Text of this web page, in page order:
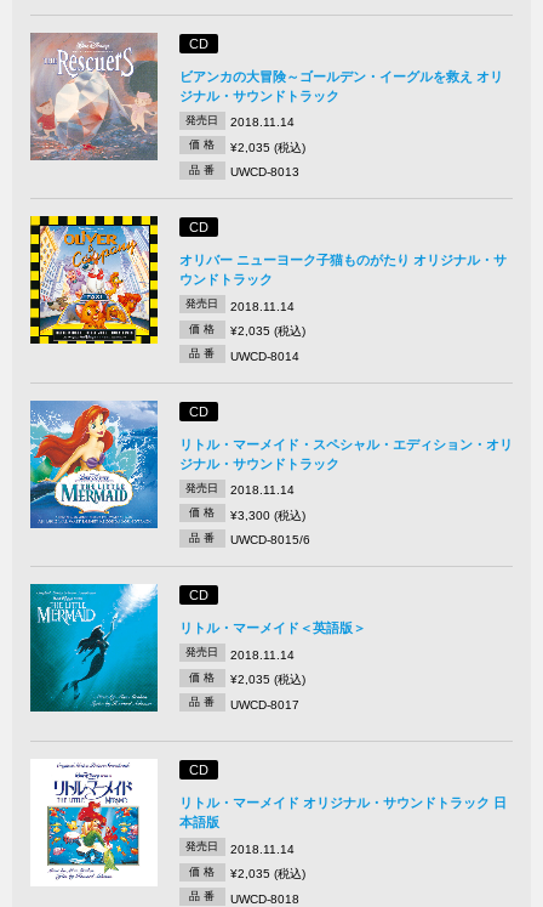
CD
ビアンカの大冒険～ゴールデン・イーグルを救え オリ
ジナル・サウンドトラック
発売日 2018.11.14
価 格 ¥2,035 (税込)
品 番 UWCD-8013
CD
オリバー ニューヨーク子猫ものがたり オリジナル・サ
ウンドトラック
発売日 2018.11.14
価 格 ¥2,035 (税込)
品 番 UWCD-8014
CD
リトル・マーメイド・スペシャル・エディション・オリ
ジナル・サウンドトラック
発売日 2018.11.14
価 格 ¥3,300 (税込)
品 番 UWCD-8015/6
CD
リトル・マーメイド＜英語版＞
発売日 2018.11.14
価 格 ¥2,035 (税込)
品 番 UWCD-8017
CD
リトル・マーメイド オリジナル・サウンドトラック 日
本語版
発売日 2018.11.14
価 格 ¥2,035 (税込)
品 番 UWCD-8018